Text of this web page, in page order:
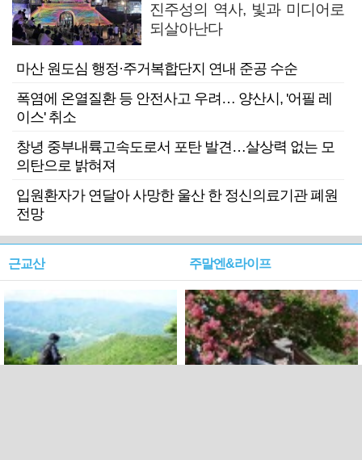
진주성의 역사, 빛과 미디어로
되살아난다
마산 원도심 행정·주거복합단지 연내 준공 수순
폭염에 온열질환 등 안전사고 우려… 양산시, '어필 레
이스' 취소
창녕 중부내륙고속도로서 포탄 발견…살상력 없는 모
의탄으로 밝혀져
입원환자가 연달아 사망한 울산 한 정신의료기관 폐원
전망
근교산 주말엔&라이프